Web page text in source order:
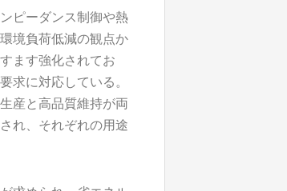
ピーダンス制御や熱
境負荷低減の観点か
ます強化されてお
求に対応している。
産と高品質維持が両
れ、それぞれの用途